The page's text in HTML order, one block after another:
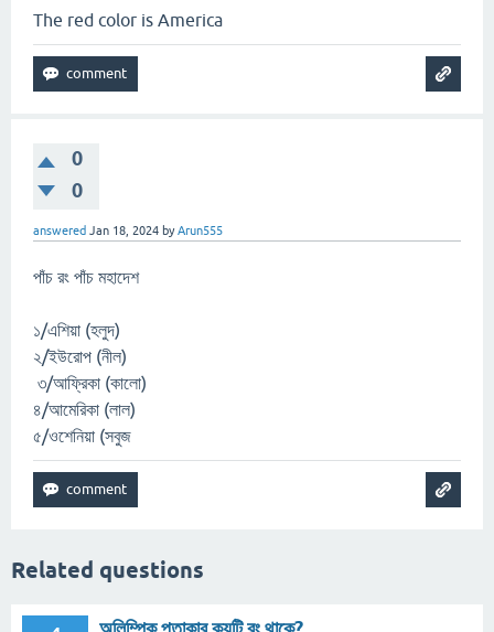
The red color is America
0
0
answered Jan 18, 2024 byArun555
পাঁচ রং পাঁচ মহাদেশ
১/এশিয়া (হলুদ)
২/ইউরোপ (নীল)
৩/আফ্রিকা (কালো)
৪/আমেরিকা (লাল)
৫/ওশেনিয়া (সবুজ
Related questions